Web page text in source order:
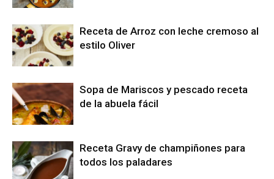
Receta de Arroz con leche cremoso al
estilo Oliver
Sopa de Mariscos y pescado receta
de la abuela fácil
Receta Gravy de champiñones para
todos los paladares